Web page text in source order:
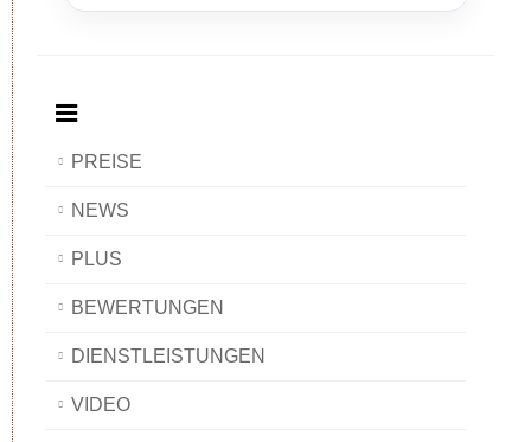
PREISE
NEWS
PLUS
BEWERTUNGEN
DIENSTLEISTUNGEN
VIDEO